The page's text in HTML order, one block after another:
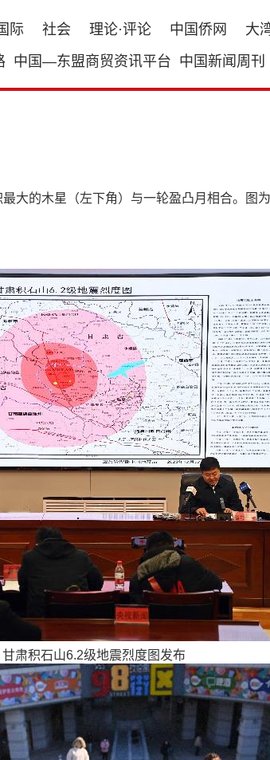
际 社会 理论·评论 中国侨网 大
中国—东盟商贸资讯平台 中国新闻周刊
大的木星（左下角）与一轮盈凸月相合。图为
甘肃积石山6.2级地震烈度图发布